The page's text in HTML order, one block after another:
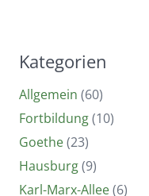
Kategorien
Allgemein (60)
Fortbildung(10)
Goethe(23)
Hausburg(9)
Karl-Marx-Allee(6)